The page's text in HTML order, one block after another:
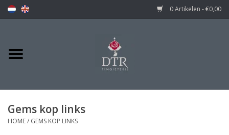
0 Artikelen - €0,00
Gems kop links
HOME/ GEMS KOP LINKS